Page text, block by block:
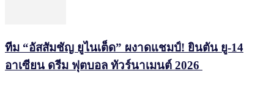
ทีม “อัสสัมชัญ ยูไนเต็ด” ผงาดแชมป์! ยินตัน ยู-14
อาเซียน ดรีม ฟุตบอล ทัวร์นาเมนต์ 2026